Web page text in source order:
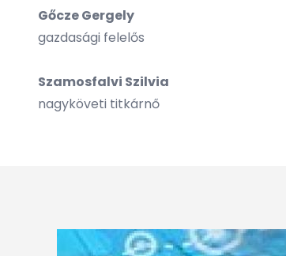
Gőcze Gergely
gazdasági felelős
Szamosfalvi Szilvia
nagyköveti titkárnő